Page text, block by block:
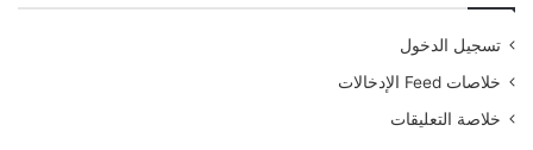
تسجيل الدخول
خلاصات Feed الإدخالات
خلاصة التعليقات